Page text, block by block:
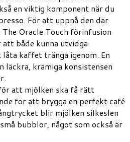
en viktig komponent när du
För att uppnå den där
Oracle Touch förinfusion
både kunna utvidga
kaffet tränga igenom. En
krämiga konsistensen
att mjölken ska få rätt
för att brygga en perfekt café
blir mjölken silkeslen
bubblor, något som också är